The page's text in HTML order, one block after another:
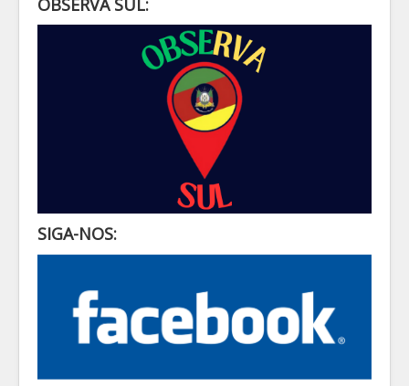
OBSERVA SUL:
SIGA-NOS: